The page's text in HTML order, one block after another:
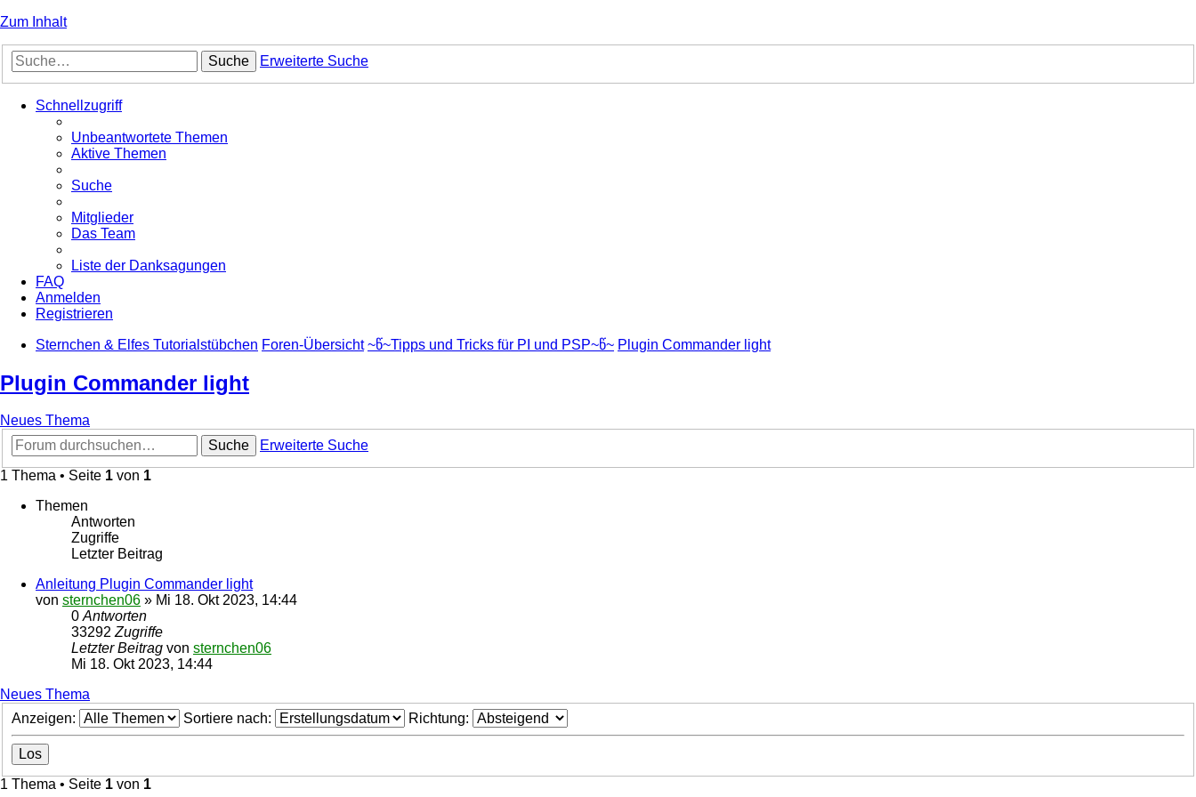
Zum Inhalt
Suche Erweiterte Suche
Schnellzugriff
Unbeantwortete Themen
Aktive Themen
Suche
Mitglieder
Das Team
Liste der Danksagungen
FAQ
Anmelden
Registrieren
Sternchen & Elfes Tutorialstübchen Foren-Übersicht ~წ~Tipps und Tricks für PI und PSP~წ~ Plugin Commander light
Plugin Commander light
Neues Thema
Suche
Erweiterte Suche
1 Thema • Seite 1 von 1
Themen
Antworten
Zugriffe
Letzter Beitrag
Anleitung Plugin Commander light
von sternchen06 » Mi 18. Okt 2023, 14:44
0 Antworten
33292 Zugriffe
Letzter Beitrag von sternchen06
Mi 18. Okt 2023, 14:44
Neues Thema
Anzeigen:
Sortiere nach: Richtung:
1 Thema • Seite 1 von 1